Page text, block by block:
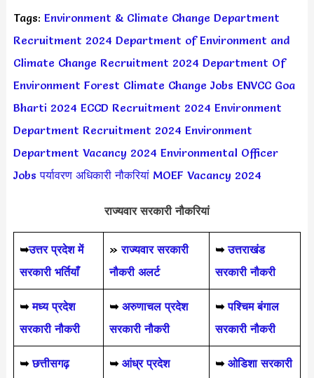
Tags: Environment & Climate Change Department
Recruitment 2024 Department of Environment and
Climate Change Recruitment 2024 Department Of
Environment Forest Climate Change Jobs ENVCC Goa
Bharti 2024 ECCD Recruitment 2024 Environment
Department Recruitment 2024 Environment
Department Vacancy 2024 Environmental Officer
Jobs पर्यावरण अधिकारी नौकरियां MOEF Vacancy 2024
राज्यवार सरकारी नौकरियां
➥उत्तर प्रदेश में
सरकारी भर्तियाँ
»राज्यवार सरकारी
नौकरी अलर्ट
➥ उत्तराखंड
सरकारी नौकरी
➥ मध्य प्रदेश
सरकारी नौकरी
➥ अरुणाचल प्रदेश
सरकारी नौकरी
➥ पश्चिम बंगाल
सरकारी नौकरी
➥ छत्तीसगढ़
➥ आंध्र प्रदेश
➥ ओडिशा सरकारी